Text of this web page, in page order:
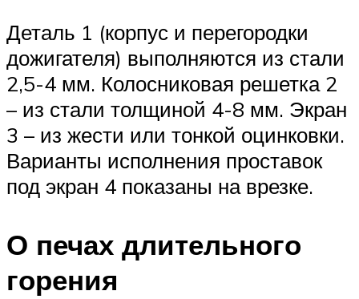
Деталь 1 (корпус и перегородки
дожигателя) выполняются из стали
2,5-4 мм. Колосниковая решетка 2
– из стали толщиной 4-8 мм. Экран
3 – из жести или тонкой оцинковки.
Варианты исполнения проставок
под экран 4 показаны на врезке.
О печах длительного
горения